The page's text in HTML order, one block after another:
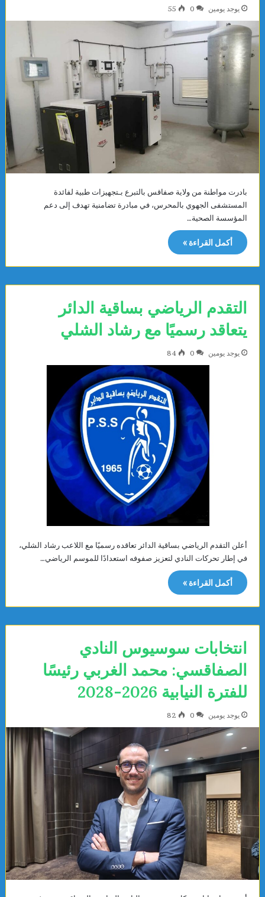
يوجد يومين 0
55
بادرت مواطنة من ولاية صفاقس بالتبرع بـتجهيزات طبية لفائدة
المستشفى الجهوي بالمحرس، في مبادرة تضامنية تهدف إلى دعم
المؤسسة الصحية…
أكمل القراءة »
التقدم الرياضي بساقية الدائر
يتعاقد رسميًا مع رشاد الشلي
يوجد يومين 0
84
أعلن التقدم الرياضي بساقية الدائر تعاقده رسميًا مع اللاعب رشاد الشلي،
في إطار تحركات النادي لتعزيز صفوفه استعدادًا للموسم الرياضي…
أكمل القراءة »
انتخابات سوسيوس النادي
الصفاقسي: محمد الغربي رئيسًا
للفترة النيابية 2026-2028
يوجد يومين 0
82